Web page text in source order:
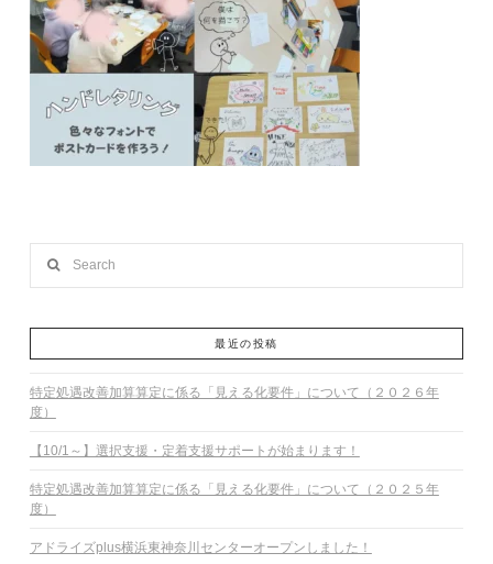
最近の投稿
特定処遇改善加算算定に係る「見える化要件」について（２０２６年
度）
【10/1～】選択支援・定着支援サポートが始まります！
特定処遇改善加算算定に係る「見える化要件」について（２０２５年
度）
アドライズplus横浜東神奈川センターオープンしました！